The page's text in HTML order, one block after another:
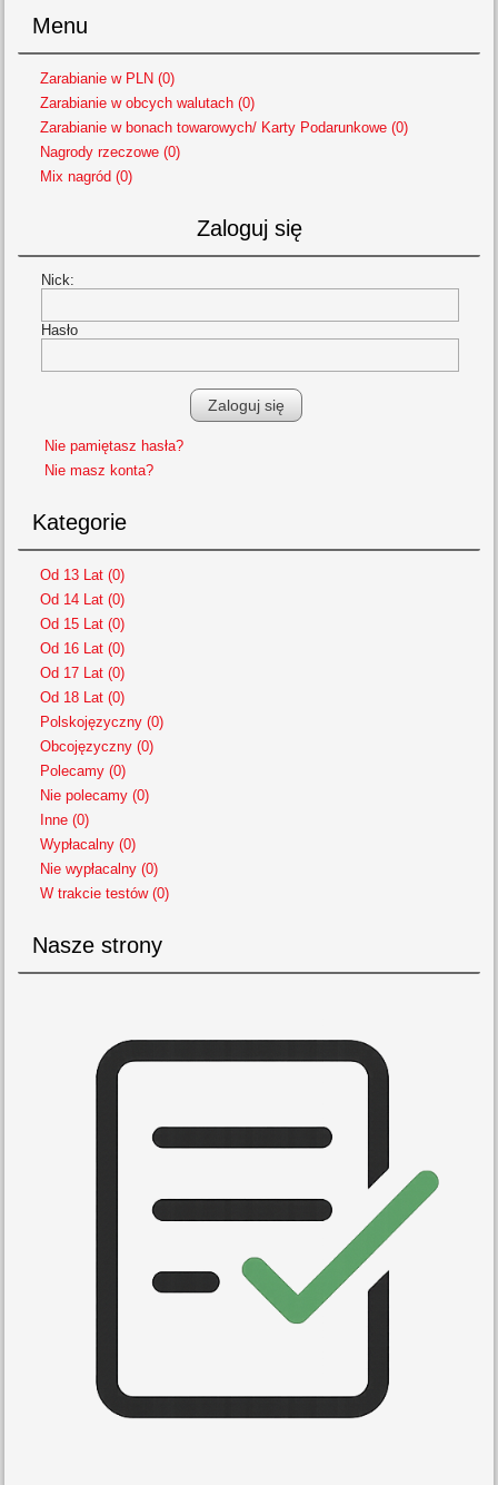
Menu
Zarabianie w PLN (0)
Zarabianie w obcych walutach (0)
Zarabianie w bonach towarowych/ Karty Podarunkowe (0)
Nagrody rzeczowe (0)
Mix nagród (0)
Zaloguj się
Nick:
Hasło
Nie pamiętasz hasła?
Nie masz konta?
Kategorie
Od 13 Lat (0)
Od 14 Lat (0)
Od 15 Lat (0)
Od 16 Lat (0)
Od 17 Lat (0)
Od 18 Lat (0)
Polskojęzyczny (0)
Obcojęzyczny (0)
Polecamy (0)
Nie polecamy (0)
Inne (0)
Wypłacalny (0)
Nie wypłacalny (0)
W trakcie testów (0)
Nasze strony